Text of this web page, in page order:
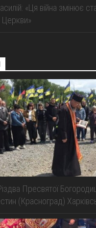
«Ця війна змінює
Церкви»
Пресвятої
(Красноград)